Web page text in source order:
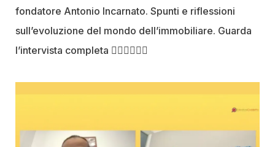
fondatore Antonio Incarnato. Spunti e riflessioni
sull’evoluzione del mondo dell’immobiliare. Guarda
l’intervista completa 👇🏼👇🏼👇🏼